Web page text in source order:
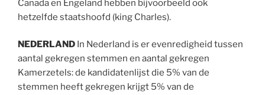
Canada en Engeland hebben bijvoorbeeld ook
hetzelfde staatshoofd (king Charles).
NEDERLAND In Nederland is er evenredigheid tussen
aantal gekregen stemmen en aantal gekregen
Kamerzetels: de kandidatenlijst die 5% van de
stemmen heeft gekregen krijgt 5% van de